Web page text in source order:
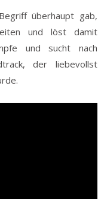
überhaupt gab,
und löst damit
und sucht nach
der liebevollst